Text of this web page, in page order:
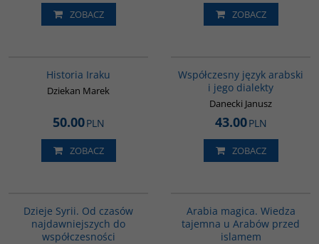
ZOBACZ ZOBACZ
Historia Iraku
Dziekan Marek
50.00PLN
ZOBACZ
Współczesny język arabski
i jego dialekty
Danecki Janusz
43.00PLN
ZOBACZ
Dzieje Syrii. Od czasów
najdawniejszych do
współczesności
Arabia magica. Wiedza
tajemna u Arabów przed
islamem